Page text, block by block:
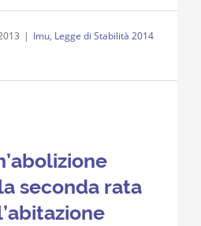
| Imu, Legge di Stabilità 2014
seconda rata